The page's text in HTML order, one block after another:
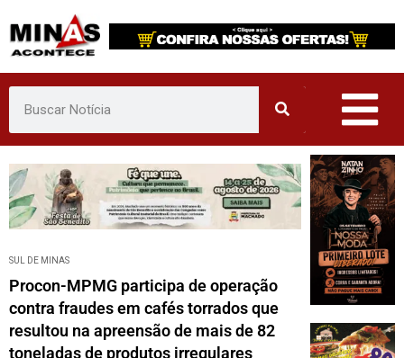
Pular
para
o
conteúdo
SUL DE MINAS
Procon-MPMG participa de operação
contra fraudes em cafés torrados que
resultou na apreensão de mais de 82
toneladas de produtos irregulares